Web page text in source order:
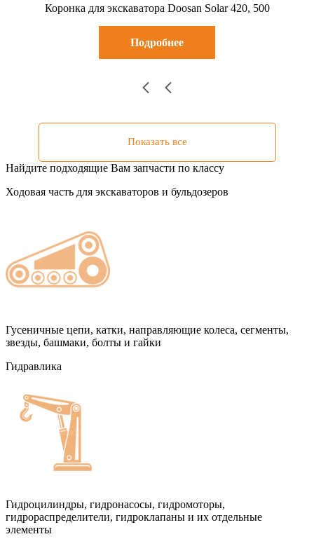
Коронка для экскаватора Doosan Solar 420, 500
Подробнее
Показать все
Найдите подходящие Вам запчасти по классу
Ходовая часть для экскаваторов и бульдозеров
Гусеничные цепи, катки, направляющие колеса, сегменты,
звезды, башмаки, болты и гайки
Гидравлика
Гидроцилиндры, гидронасосы, гидромоторы,
гидрораспределители, гидроклапаны и их отдельные
элементы